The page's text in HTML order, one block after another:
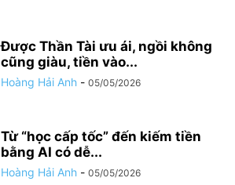
Được Thần Tài ưu ái, ngồi không
cũng giàu, tiền vào...
Hoàng Hải Anh - 05/05/2026
Từ “học cấp tốc” đến kiếm tiền
bằng AI có dễ...
Hoàng Hải Anh - 05/05/2026